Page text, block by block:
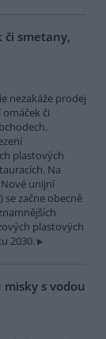
či smetany,
nezakáže prodej
či
plastových
Na
Nové unijní
se začne obecně
plastových
2030.
s vodou